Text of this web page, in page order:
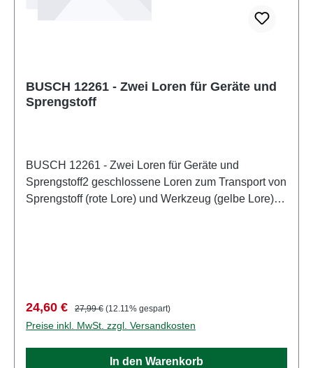
BUSCH 12261 - Zwei Loren für Geräte und
Sprengstoff
BUSCH 12261 - Zwei Loren für Geräte und
Sprengstoff2 geschlossene Loren zum Transport von
Sprengstoff (rote Lore) und Werkzeug (gelbe Lore).
Nr.: DE 41143719
Verkaufspreis:
24,60 € Regulärer Preis:
27,99 € (12.11% gespart)
Preise inkl. MwSt. zzgl. Versandkosten
In den Warenkorb